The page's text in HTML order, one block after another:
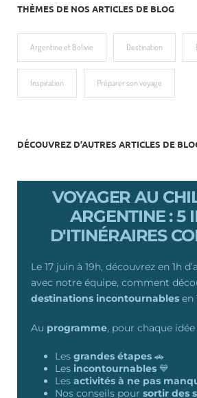
THÈMES DE NOS ARTICLES DE BLOG
Argentine et Bolivie Destination
Inspiration Préparer son voyage
DÉCOUVREZ D’AUTRES ARTICLES DE
VOYAGER AU
ARGENTINE : 5
D'ITINÉRAIRES
Le 17 juin à 19h, découvrez en 1h
avec notre équipe, comment
destinations incontournables en
Au programme, pour chaque
Les grandes étapes 🚗
Les incontournables 💙
Les activités à ne pas
Nos conseils pour sortir des